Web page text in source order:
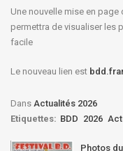
Une nouvelle mise en
permettra de visualiser les
facile
Le nouveau lien est
Dans Actualités 2026
Etiquettes: BDD 2026
Photos